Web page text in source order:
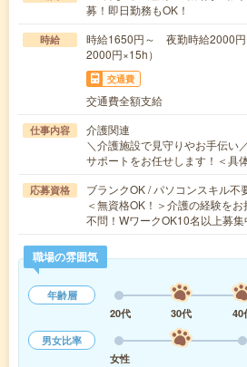
募！即日勤務もOK！
時給
時給1650円～ 夜勤時給2000
2000円×15h）
交通費
交通費全額支給
仕事内容
介護関連
＼介護施設で見守りやお手伝い
サポートをお任せします！＜
応募資格
ブランクOK / パソコンスキル不
＜無資格OK！＞介護の経験を
不問！WワークOK10名以上募
職場の雰囲気
年齢層
20代
30代 40
男女比率
女性